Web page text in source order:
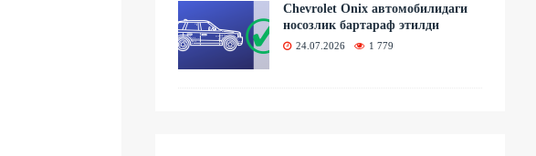
Chevrolet Onix автомобилидаги
носозлик бартараф этилди
24.07.2026 1 779